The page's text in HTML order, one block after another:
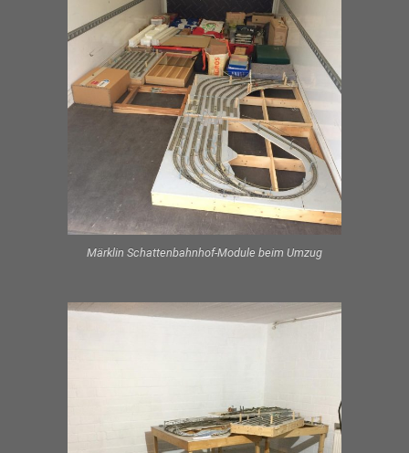
Märklin Schattenbahnhof-Module beim Umzug